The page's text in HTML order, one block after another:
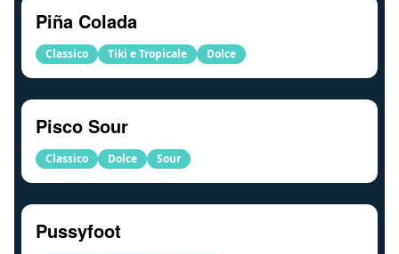
Piña Colada
Classico Tiki e Tropicale Dolce
Pisco Sour
Classico Dolce Sour
Pussyfoot